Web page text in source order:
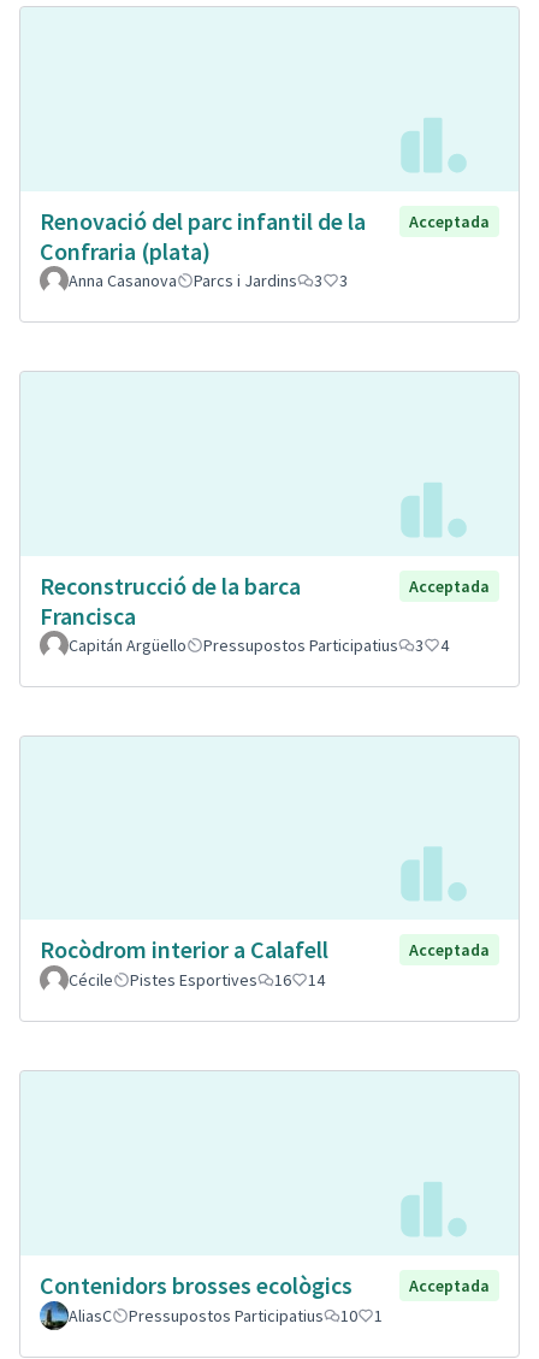
Renovació del parc infantil de la
Confraria (plata)
Acceptada
Anna Casanova Parcs i Jardins 3 3
Reconstrucció de la barca
Francisca
Acceptada
Capitán Argüello Pressupostos Participatius 3 4
Rocòdrom interior a Calafell
Acceptada
Cécile
Pistes Esportives 16 14
Contenidors brosses ecològics
Acceptada
AliasC
Pressupostos Participatius 10 1